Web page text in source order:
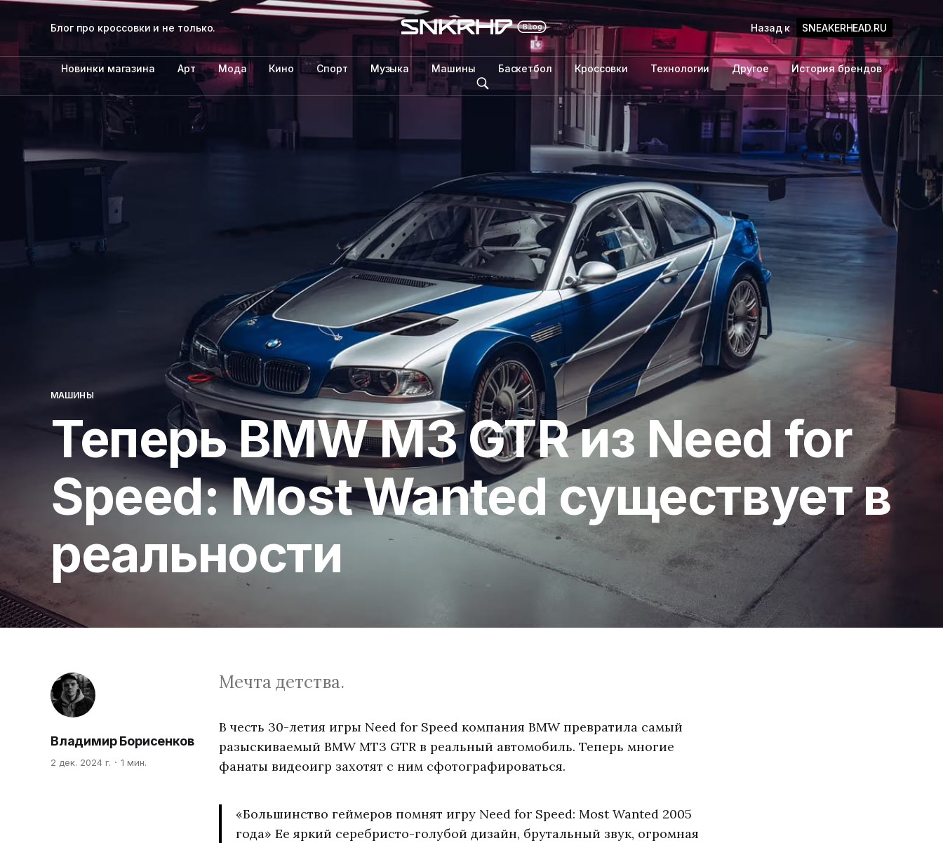
Блог про кроссовки и не только.
Новинки магазина Арт Мода Кино Спорт Музыка Машины Баскетбол Кроссовки Технологии Другое История брендов
Назад к SNEAKERHEAD.RU
МАШИНЫ
Теперь BMW M3 GTR из Need for
Speed: Most Wanted существует в
реальности
Владимир Борисенков
2 дек. 2024 г. 1 мин.
Мечта детства.
В честь 30-летия игры Need for Speed компания BMW превратила самый
разыскиваемый BMW MT3 GTR в реальный автомобиль. Теперь многие
фанаты видеоигр захотят с ним сфотографироваться.
«Большинство геймеров помнят игру Need for Speed: Most Wanted 2005
года» Ее яркий серебристо-голубой дизайн, брутальный звук, огромная